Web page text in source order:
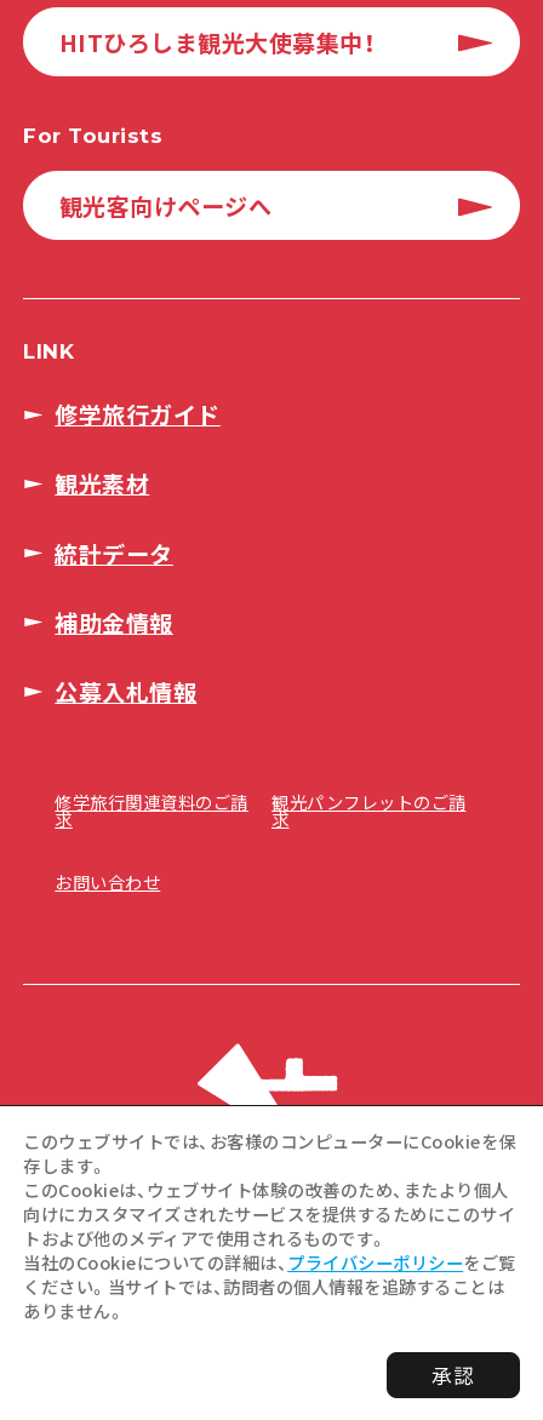
HITひろしま観光大使募集中！
For Tourists
観光客向けページへ
LINK
修学旅行ガイド
観光素材
統計データ
補助金情報
公募入札情報
修学旅行関連資料のご請
求
観光パンフレットのご請
求
お問い合わせ
©Hiroshima Tourism Association / Hiroshima Prefecture /
Hiroshima City .All rights reserved
このウェブサイトでは、お客様のコンピューターにCookieを保
存します。
このCookieは、ウェブサイト体験の改善のため、またより個人
向けにカスタマイズされたサービスを提供するためにこのサイ
トおよび他のメディアで使用されるものです。
当社のCookieについての詳細は、 プライバシーポリシーをご覧
ください。当サイトでは、訪問者の個人情報を追跡することは
ありません。
承認